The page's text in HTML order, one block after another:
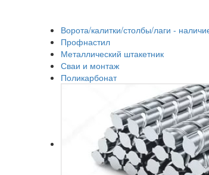
Ворота/калитки/столбы/лаги -
Профнастил
Металлический штакетник
Сваи и монтаж
Поликарбонат